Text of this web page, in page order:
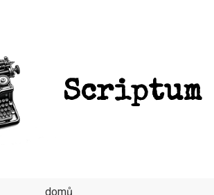
Scriptum
domů